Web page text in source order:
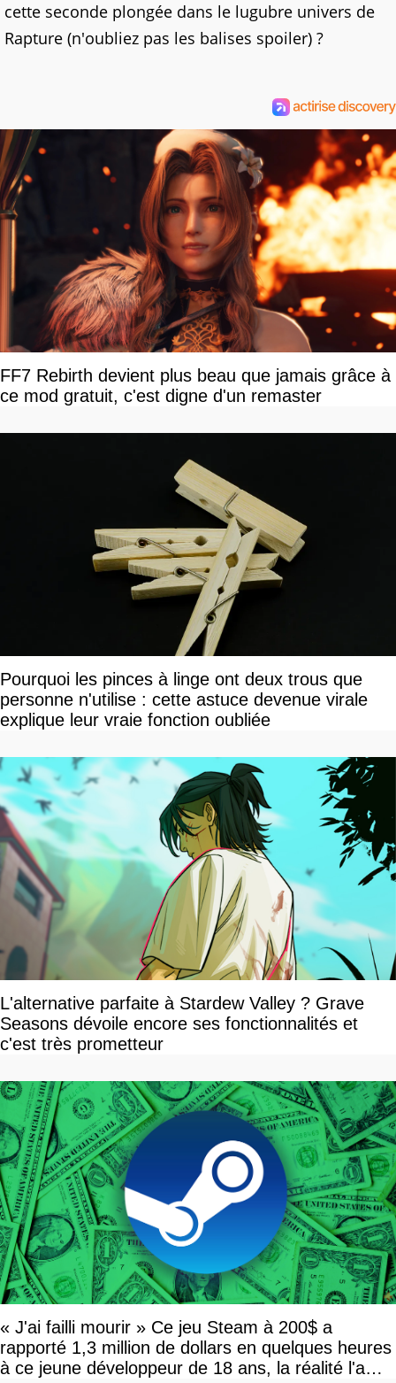
cette seconde plongée dans le lugubre univers de
Rapture (n'oubliez pas les balises spoiler) ?
FF7 Rebirth devient plus beau que jamais grâce à
ce mod gratuit, c'est digne d'un remaster
Pourquoi les pinces à linge ont deux trous que
personne n'utilise : cette astuce devenue virale
explique leur vraie fonction oubliée
L'alternative parfaite à Stardew Valley ? Grave
Seasons dévoile encore ses fonctionnalités et
c'est très prometteur
« J'ai failli mourir » Ce jeu Steam à 200$ a
rapporté 1,3 million de dollars en quelques heures
à ce jeune développeur de 18 ans, la réalité l'a